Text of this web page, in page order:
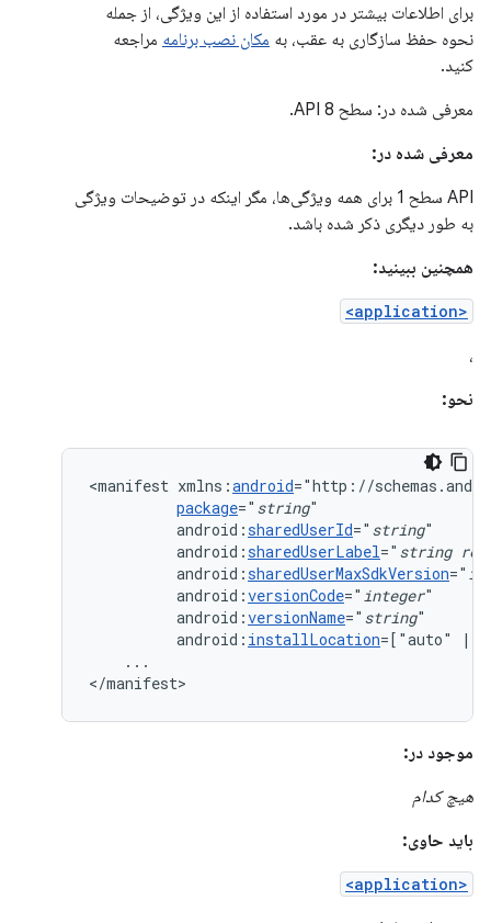
برای اطلاعات بیشتر در مورد استفاده از این ویژگی، از جمله
نحوه حفظ سازگاری به عقب، به مکان نصب برنامه مراجعه
کنید.
معرفی شده در: سطح API 8.
معرفی شده در:
API سطح 1 برای همه ویژگی‌ها، مگر اینکه در توضیحات ویژگی
به طور دیگری ذکر شده باشد.
همچنین ببینید:
<application>
،
نحو:
<manifest xmlns:android
package=" string
android:sharedUserId=" string
android:sharedUserLabel=" string
android:sharedUserMaxSdkVersion="
android:versionCode=" integer
android:versionName=" string
android: installLocation=["auto" |
...
</manifest>
موجود در:
هیچ کدام
باید حاوی:
<application>